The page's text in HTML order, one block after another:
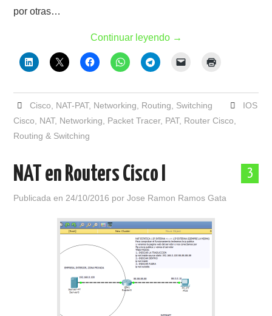
por otras…
Continuar leyendo →
Cisco NAT-PAT, Networking Routing Switching
IOS
Cisco
NAT, Networking Packet Tracer, PAT, Router Cisco
Routing & Switching
3
NAT en Routers Cisco I
Publicada en 24/10/2016 porJose Ramon Ramos Gata